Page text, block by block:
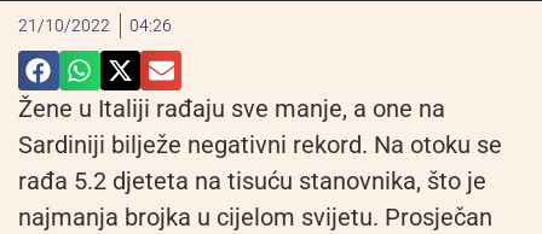
21/10/2022
04:26
Žene u Italiji rađaju sve manje, a one na
Sardiniji bilježe negativni rekord. Na otoku se
rađa 5.2 djeteta na tisuću stanovnika, što je
najmanja brojka u cijelom svijetu. Prosječan